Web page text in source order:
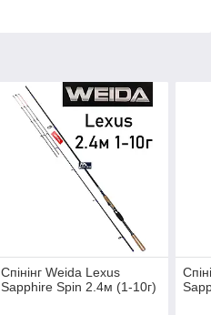
Спінінг Weida Lexus
Sapphire Spin 2.4м (1-10г)